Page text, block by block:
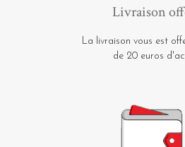
Livraison
La livraison vous est
de 20 euros